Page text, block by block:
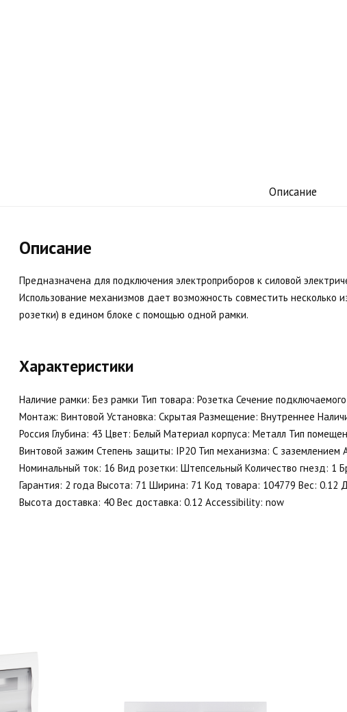
Описание
Описание
Предназначена для подключения электроприборов к силовой
Использование механизмов дает возможность совместить несколько
розетки) в едином блоке с помощью одной рамки.
Характеристики
Наличие рамки: Без рамки Тип товара: Розетка Сечение
Монтаж: Винтовой Установка: Скрытая Размещение: Внутреннее
Россия Глубина: 43 Цвет: Белый Материал корпуса: Металл Тип
Винтовой зажим Степень защиты: IP20 Тип механизма: С заземлением
Номинальный ток: 16 Вид розетки: Штепсельный Количество гнезд: 1
Гарантия: 2 года Высота: 71 Ширина: 71 Код товара: 104779 Вес:
Высота доставка: 40 Вес доставка: 0.12 Accessibility: now